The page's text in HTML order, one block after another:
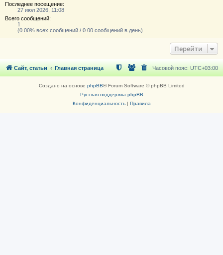
Последнее посещение:
27 июл 2026, 11:08
Всего сообщений:
1
(0.00% всех сообщений / 0.00 сообщений в день)
Перейти
Сайт, статьи Главная страница Часовой пояс: UTC+03:00
Создано на основе phpBB® Forum Software © phpBB Limited
Русская поддержка phpBB
Конфиденциальность| Правила